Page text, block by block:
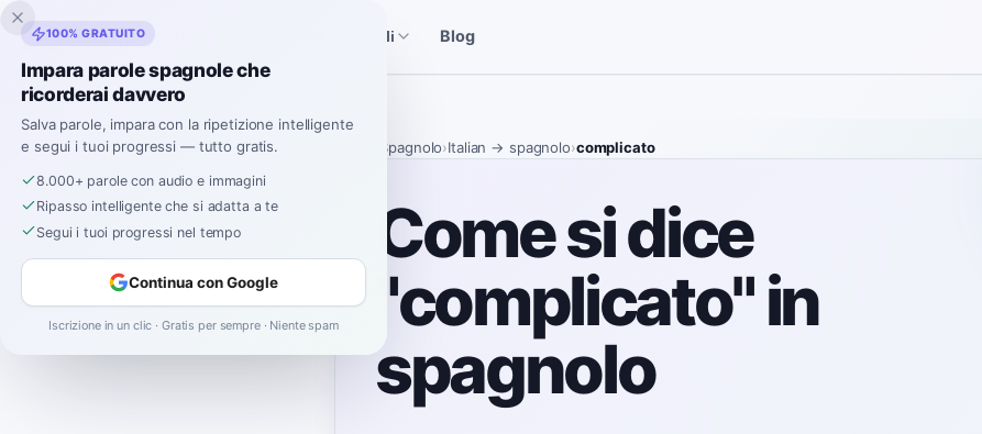
Inklingo Strumenti Spagnoli Blog
Spagnolo›Italian → spagnolo›complicato
Come si dice
"complicato" in
spagnolo
100% GRATUITO
Impara parole spagnole che
ricorderai davvero
Salva parole, impara con la ripetizione intelligente
e segui i tuoi progressi — tutto gratis.
8.000+ parole con audio e immagini
Ripasso intelligente che si adatta a te
Segui i tuoi progressi nel tempo
Continua con Google
Iscrizione in un clic · Gratis per sempre · Niente spam